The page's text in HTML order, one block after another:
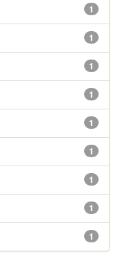
1
1
1
1
1
1
1
1
1